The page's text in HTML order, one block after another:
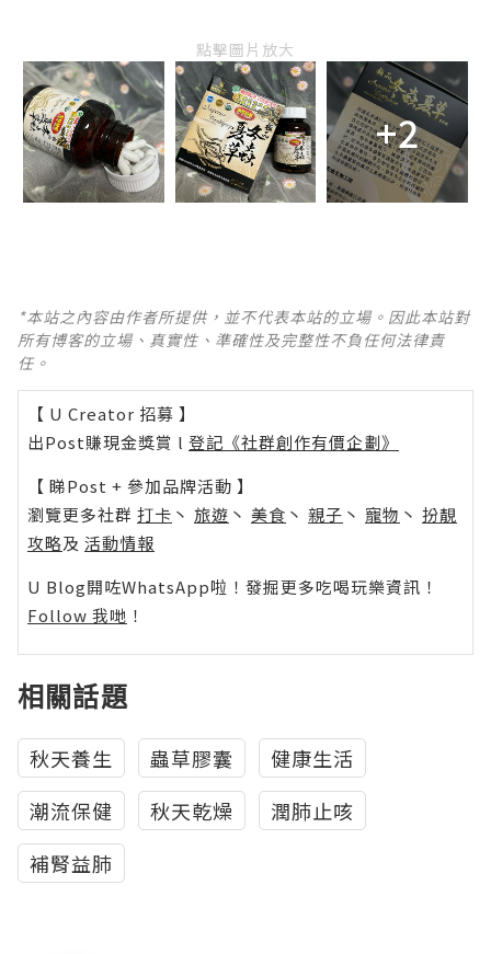
點擊圖片放大
+2
*本站之內容由作者所提供，並不代表本站的立場。因此本站對
所有博客的立場、真實性、準確性及完整性不負任何法律責
任。
【 U Creator 招募 】
出Post賺現金獎賞 l 登記《社群創作有價企劃》
【 睇Post + 參加品牌活動 】
瀏覽更多社群 打卡 丶 旅遊 丶 美食 丶 親子 丶 寵物 丶 扮靚
攻略及 活動情報
U Blog開咗WhatsApp啦！發掘更多吃喝玩樂資訊！
Follow 我哋 ！
相關話題
秋天養生 蟲草膠囊
健康生活
潮流保健
秋天乾燥
潤肺止咳
補腎益肺